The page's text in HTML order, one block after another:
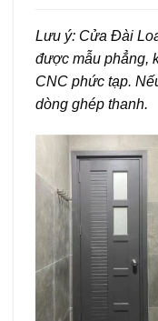
Lưu ý: Cửa Đài
được mẫu phẳng,
CNC phức tạp.
dòng ghép thanh.